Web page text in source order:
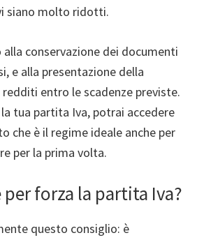
siano molto ridotti.
conservazione dei documenti
e alla presentazione della
entro le scadenze previste.
tua partita Iva, potrai accedere
che è il regime ideale anche per
per la prima volta.
per forza la partita Iva?
questo consiglio: è